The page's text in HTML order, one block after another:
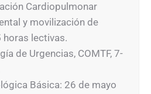
Cardiopulmonar
y movilización de
lectivas.
de Urgencias, COMTF, 7-
Básica: 26 de mayo